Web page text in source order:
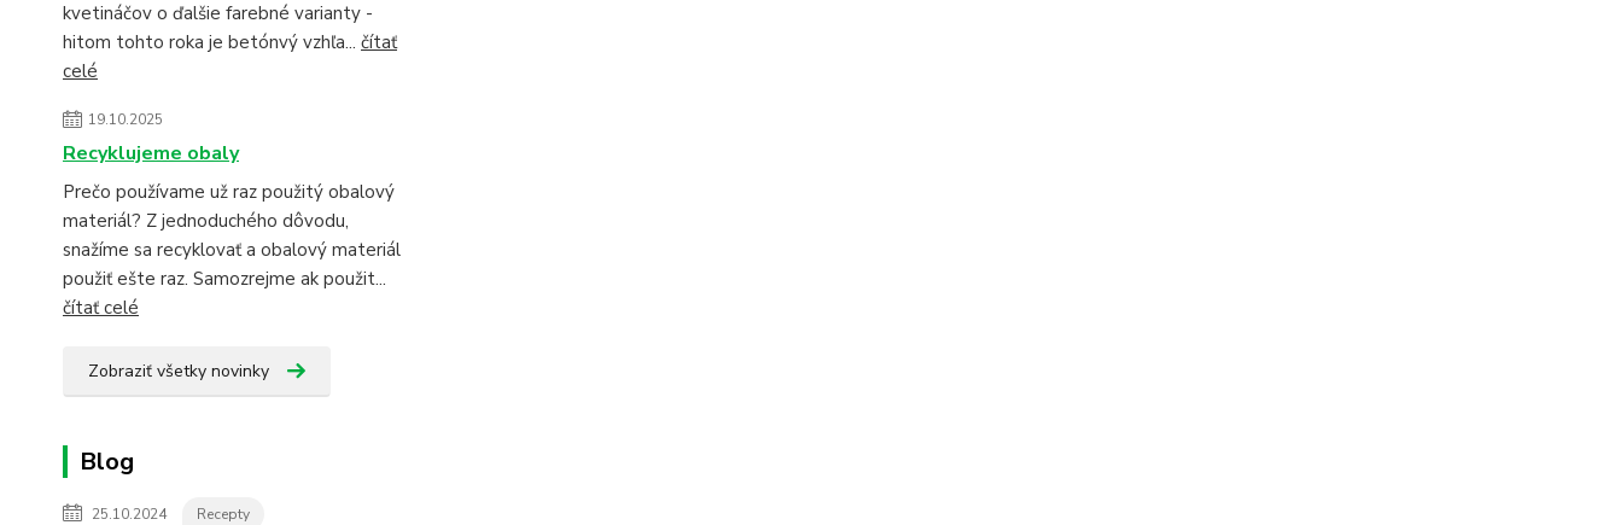
kvetináčov o ďalšie farebné varianty -
hitom tohto roka je betónvý vzhľa... čítať
celé
19.10.2025
Recyklujeme obaly
Prečo používame už raz použitý obalový
materiál? Z jednoduchého dôvodu,
snažíme sa recyklovať a obalový materiál
použiť ešte raz. Samozrejme ak použit...
čítať celé
Zobraziť všetky novinky
Blog
25.10.2024 Recepty